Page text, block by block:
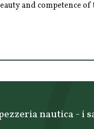
and competence
nautica - i